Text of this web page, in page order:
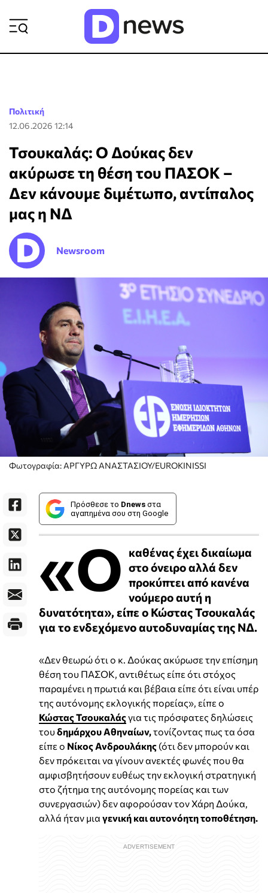
Πολιτική
12.06.2026 12:14
Τσουκαλάς: Ο Δούκας δεν
ακύρωσε τη θέση του ΠΑΣΟΚ –
Δεν κάνουμε διμέτωπο, αντίπαλος
μας η ΝΔ
Newsroom
Φωτογραφία: ΑΡΓΥΡΩ ΑΝΑΣΤΑΣΙΟΥ/EUROKINISSI
Πρόσθεσε το Dnews στα
αγαπημένα σου στη Google
«Ο καθένας έχει δικαίωμα
στο όνειρο αλλά δεν
προκύπτει από κανένα
νούμερο αυτή η
δυνατότητα», είπε ο Κώστας Τσουκαλάς
για το ενδεχόμενο αυτοδυναμίας της ΝΔ.
«Δεν θεωρώ ότι ο κ. Δούκας ακύρωσε την επίσημη
θέση του ΠΑΣΟΚ, αντιθέτως είπε ότι στόχος
παραμένει η πρωτιά και βέβαια είπε ότι είναι υπέρ
της αυτόνομης εκλογικής πορείας», είπε ο
Κώστας Τσουκαλάςγια τις πρόσφατες δηλώσεις
τουδημάρχου Αθηναίων,τονίζοντας πως τα όσα
είπε ο Νίκος Ανδρουλάκης (ότι δεν μπορούν και
δεν πρόκειται να γίνουν ανεκτές φωνές που θα
αμφισβητήσουν ευθέως την εκλογική στρατηγική
στο ζήτημα της αυτόνομης πορείας και των
συνεργασιών) δεν αφορούσαν τον Χάρη Δούκα,
αλλά ήταν μια γενική και αυτονόητη τοποθέτηση.